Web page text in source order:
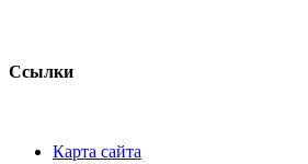
Ссылки
Карта сайта